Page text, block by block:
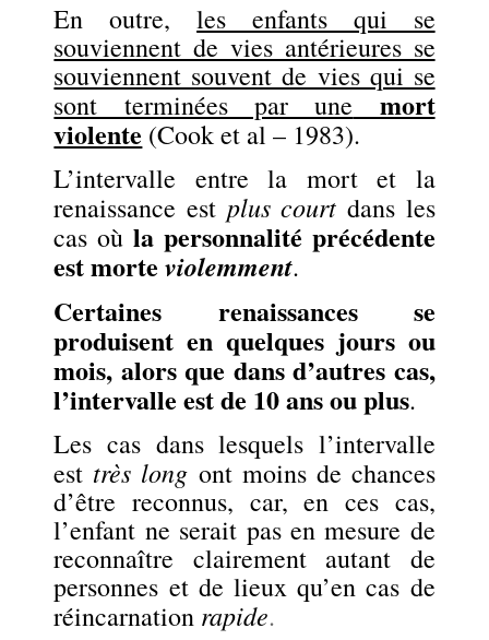
En outre,les enfants qui se
souviennent de vies antérieures se
souviennent souvent de vies qui se
sont terminées par une mort
violente (Cook et al – 1983).
L’intervalle entre la mort et la
renaissance est plus court dans les
cas où la personnalité précédente
est morteviolemment.
Certaines renaissances se
produisent en quelques jours ou
mois, alors que dans d’autres cas,
l’intervalle est de 10 ans ou plus.
Les cas dans lesquels l’intervalle
est très long ont moins de chances
d’être reconnus, car, en ces cas,
l’enfant ne serait pas en mesure de
reconnaître clairement autant de
personnes et de lieux qu’en cas de
réincarnation rapide.